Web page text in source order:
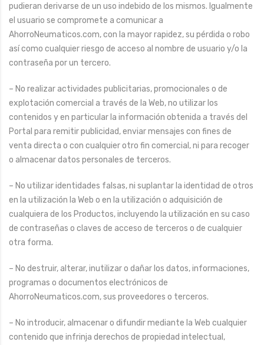
pudieran derivarse de un uso indebido de los mismos. Igualmente
el usuario se compromete a comunicar a
AhorroNeumaticos.com, con la mayor rapidez, su pérdida o robo
así como cualquier riesgo de acceso al nombre de usuario y/o la
contraseña por un tercero.
– No realizar actividades publicitarias, promocionales o de
explotación comercial a través de la Web, no utilizar los
contenidos y en particular la información obtenida a través del
Portal para remitir publicidad, enviar mensajes con fines de
venta directa o con cualquier otro fin comercial, ni para recoger
o almacenar datos personales de terceros.
– No utilizar identidades falsas, ni suplantar la identidad de otros
en la utilización la Web o en la utilización o adquisición de
cualquiera de los Productos, incluyendo la utilización en su caso
de contraseñas o claves de acceso de terceros o de cualquier
otra forma.
– No destruir, alterar, inutilizar o dañar los datos, informaciones,
programas o documentos electrónicos de
AhorroNeumaticos.com, sus proveedores o terceros.
– No introducir, almacenar o difundir mediante la Web cualquier
contenido que infrinja derechos de propiedad intelectual,